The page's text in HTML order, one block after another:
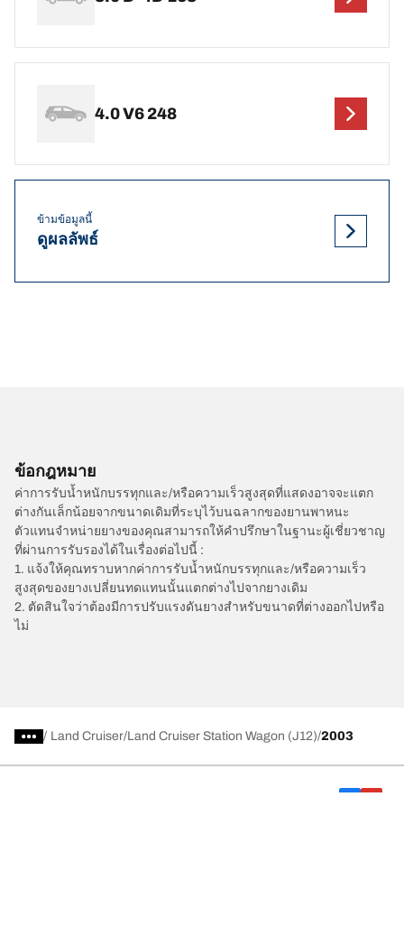
4.0 V6 248
ข้ามข้อมูลนี้
ดูผลลัพธ์
ข้อกฎหมาย
ค่าการรับน้ำหนักบรรทุกและ/หรือความเร็วสูงสุดที่แสดงอาจจะแตก
ต่างกันเล็กน้อยจากขนาดเดิมที่ระบุไว้บนฉลากของยานพาหนะ
ตัวแทนจำหน่ายยางของคุณสามารถให้คำปรึกษาในฐานะผู้เชี่ยวชาญ
ที่ผ่านการรับรองได้ในเรื่องต่อไปนี้ :
1. แจ้งให้คุณทราบหากค่าการรับน้ำหนักบรรทุกและ/หรือความเร็ว
สูงสุดของยางเปลี่ยนทดแทนนั้นแตกต่างไปจากยางเดิม
2. ตัดสินใจว่าต้องมีการปรับแรงดันยางสำหรับขนาดที่ต่างออกไปหรือ
ไม่
/ Land Cruiser Land Cruiser Station Wagon (J12) 2003